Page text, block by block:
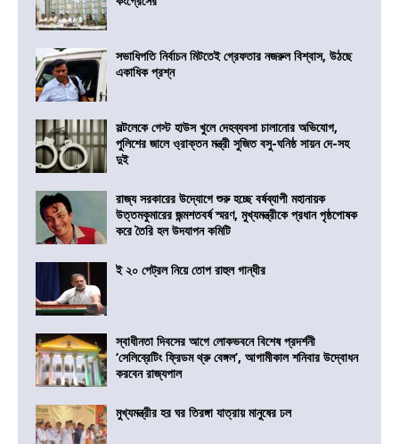
সভাধিপতি নির্বাচন মিটতেই গ্রেফতার নজরুল বিশ্বাস, উঠছে
একাধিক প্রশ্ন
সল্টলেকে গেস্ট হাউস খুলে দেহব্যবসা চালানোর অভিযোগ,
পুলিশের জালে ও্রাক্তন মন্ত্রী সুজিত বসু-ঘনিষ্ঠ সায়ন দে-সহ
দুই
রাজ্য সরকারের উদ্যোগে শুরু হচ্ছে বর্ষব্যাপী মহানায়ক
উত্তমকুমারের জন্মশতবর্ষ স্মরণ, মুখ্যমন্ত্রীকে প্রধান পৃষ্ঠপোষক
করে তৈরি হল উদযাপন কমিটি
ই ২০ পেট্রল নিয়ে তোপ রাহুল গান্ধীর
স্বাধীনতা দিবসের আগে লোকভবনে বিশেষ প্রদর্শনী
‘সেলিব্রেটিং ফ্রিডম থ্রু বেঙ্গল’, আগামীকাল শনিবার উদ্বোধন
করবেন রাজ্যপাল
মুখ্যমন্ত্রীর হর ঘর তিরঙ্গা যাত্রায় মানুষের ঢল